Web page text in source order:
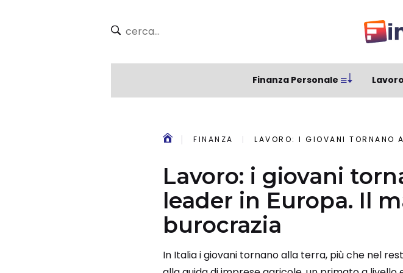
Finanza Personale Lavoro
FINANZA LAVORO: I GIOVANI TORNANO ALLA
Lavoro: i giovani
leader in Europa. Il
burocrazia
In Italia i giovani tornano alla terra, più che nel